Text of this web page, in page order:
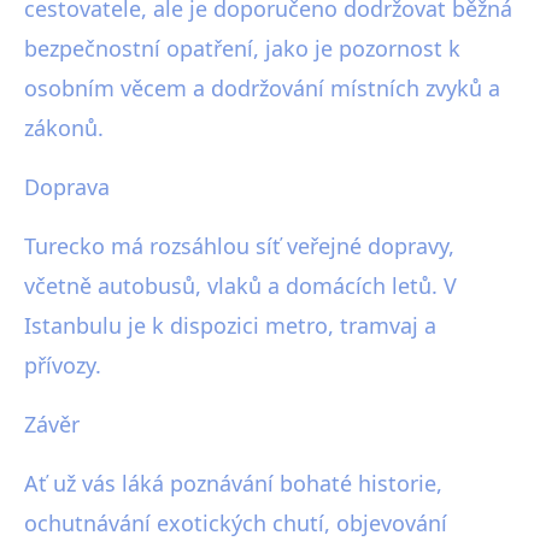
cestovatele, ale je doporučeno dodržovat běžná
bezpečnostní opatření, jako je pozornost k
osobním věcem a dodržování místních zvyků a
zákonů.
Doprava
Turecko má rozsáhlou síť veřejné dopravy,
včetně autobusů, vlaků a domácích letů. V
Istanbulu je k dispozici metro, tramvaj a
přívozy.
Závěr
Ať už vás láká poznávání bohaté historie,
ochutnávání exotických chutí, objevování